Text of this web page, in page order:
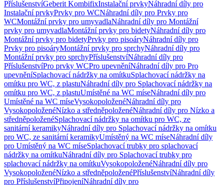
PříslušenstvíGeberit KombifixInstalační prvkyNáhradní díly pro
Instalační prvkyPrvky pro WCNáhradní díly pro Prvky pro
WCMontážní prvky pro umyvadlaNáhradní díly pro Montážní
prvky pro umyvadlaMontážní prvky pro bidetyNáhradní díly pro
Montážní prvky pro bidetyPrvky pro pisoáryNáhradní díly pro
Prvky pro pisoáryMontážní prvky pro sprchyNáhradní díly pro
Montážní prvky pro sprchyPříslušenstvíNáhradní díly pro
PříslušenstvíPro prvky WCPro upevněníNáhradní díly pro Pro
upevněníSplachovací nádržky na omítkuSplachovací nádržky na
omítku pro WC, z plastuNáhradní díly pro Splachovací nádržky na
omítku pro WC, z plastuUmístěné na WC míseNáhradní díly pro
Umístěné na WC míseVysokopoloženéNáhradní díly pro
VysokopoloženéNízko a středněpoloženéNáhradní díly pro Nízko a
středněpoloženéSplachovací nádržky na omítku pro WC, ze
sanitární keramikyNáhradní díly pro Splachovací nádržky na omítku
pro WC, ze sanitární keramikyUmístěný na WC míseNáhradní díly
pro Umístěný na WC míseSplachovací trubky pro splachovací
nádržky na omítkuNáhradní díly pro Splachovací trubky pro
splachovací nádržky na omítkuVysokopoloženéNáhradní díly pro
VysokopoloženéNízko a středněpoloženéPříslušenstvíNáhradní díly
pro PříslušenstvíPřipojeníNáhradní díly pro